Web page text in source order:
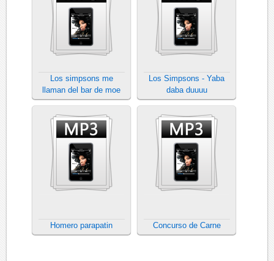
Los simpsons me
llaman del bar de moe
Los Simpsons - Yaba
daba duuuu
Homero parapatin Concurso de Carne